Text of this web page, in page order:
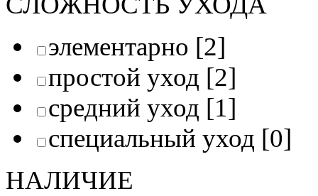
элементарно [2]
простой уход [2]
средний уход [1]
специальный уход [0]
НАЛИЧИЕ